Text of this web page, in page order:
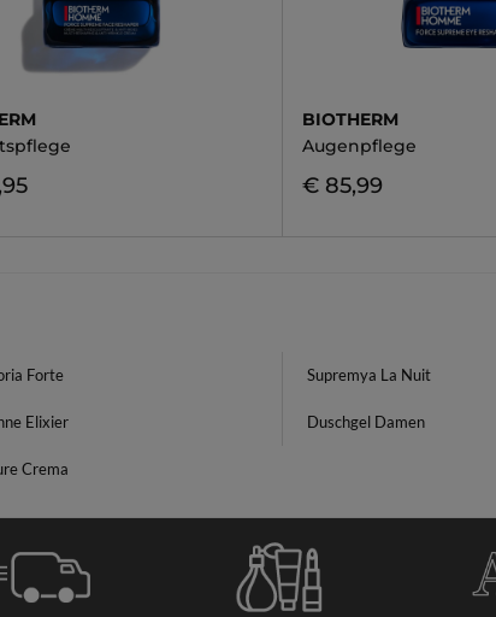
BIOTHERM
Augenpflege
€ 85,99
Forte Supremya La Nuit
Elixier Duschgel Damen
Crema